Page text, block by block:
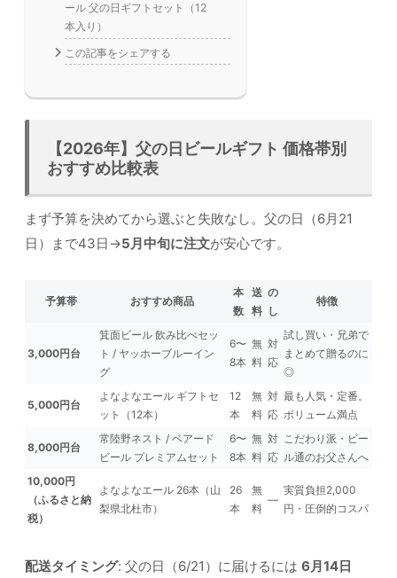
ール 父の日ギフトセット（12
本入り）
この記事をシェアする
【2026年】父の日ビールギフト 価格帯別
おすすめ比較表
まず予算を決めてから選ぶと失敗なし。父の日（6月21
日）まで43日→5月中旬に注文が安心です。
予算帯 おすすめ商品
本
数
送
料
の
し
特徴
3,000円台
箕面ビール 飲み比べセッ
ト / ヤッホーブルーイン
グ
6〜
8本
無
料
対
応
試し買い・兄弟で
まとめて贈るのに
◎
5,000円台
よなよなエール ギフトセ
ット（12本）
12
本
無
料
対
応
最も人気・定番。
ボリューム満点
8,000円台
常陸野ネスト / ベアード
ビール プレミアムセット
6〜
8本
無
料
対
応
こだわり派・ビー
ル通のお父さんへ
10,000円
（ふるさと納
税）
よなよなエール 26本（山
梨県北杜市）
26
本
無
料
—
実質負担2,000
円・圧倒的コスパ
配送タイミング: 父の日（6/21）に届けるには 6月14日